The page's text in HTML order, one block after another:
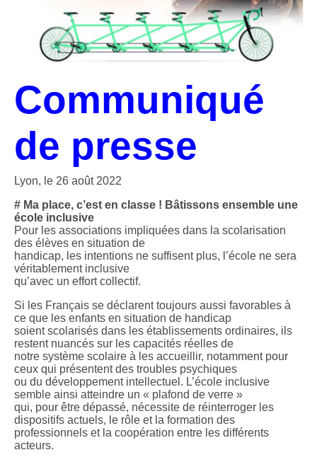
Communiqué
de presse
Lyon, le 26 août 2022
# Ma place, c’est en classe ! Bâtissons ensemble une
école inclusive
Pour les associations impliquées dans la scolarisation
des élèves en situation de
handicap, les intentions ne suffisent plus, l’école ne sera
véritablement inclusive
qu’avec un effort collectif.
Si les Français se déclarent toujours aussi favorables à
ce que les enfants en situation de handicap
soient scolarisés dans les établissements ordinaires, ils
restent nuancés sur les capacités réelles de
notre système scolaire à les accueillir, notamment pour
ceux qui présentent des troubles psychiques
ou du développement intellectuel. L’école inclusive
semble ainsi atteindre un « plafond de verre »
qui, pour être dépassé, nécessite de réinterroger les
dispositifs actuels, le rôle et la formation des
professionnels et la coopération entre les différents
acteurs.